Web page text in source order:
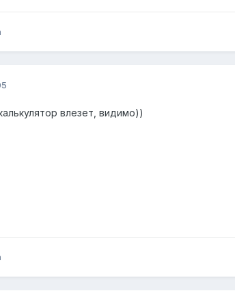
влезет, видимо))